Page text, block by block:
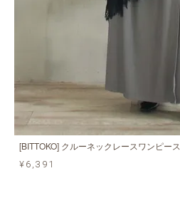
[BITTOKO] クルーネックレースワンピース
¥6,391